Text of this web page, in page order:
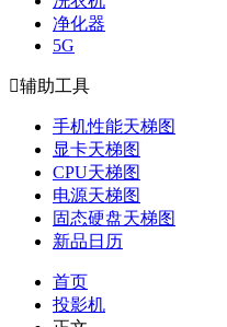
净化器
5G
辅助工具
手机性能天梯图
显卡天梯图
CPU天梯图
电源天梯图
固态硬盘天梯图
新品日历
首页
投影机